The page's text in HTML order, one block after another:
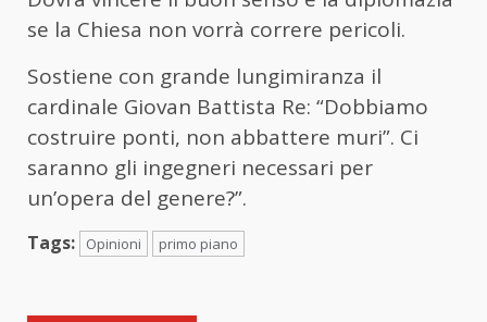
se la Chiesa non vorrà correre pericoli.
Sostiene con grande lungimiranza il
cardinale Giovan Battista Re: “Dobbiamo
costruire ponti, non abbattere muri”. Ci
saranno gli ingegneri necessari per
un’opera del genere?”.
Tags: Opinioni primo piano